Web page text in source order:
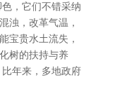
，它们不错采纳
浊，改革气温，
宝贵水土流失，
树的扶持与养
年来，多地政府